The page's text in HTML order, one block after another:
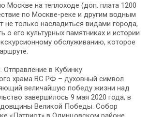
Москве на теплоходе (доп. плата 1200
по Москве-реке и другим водным
не только насладиться видами города,
о его культурных памятниках и истории
обслуживанию, которое
в Кубинку.
храма ВС РФ – духовный символ
величайшую победу жизни над
завершилось 9 мая 2020 года, в
Великой Победы. Собор